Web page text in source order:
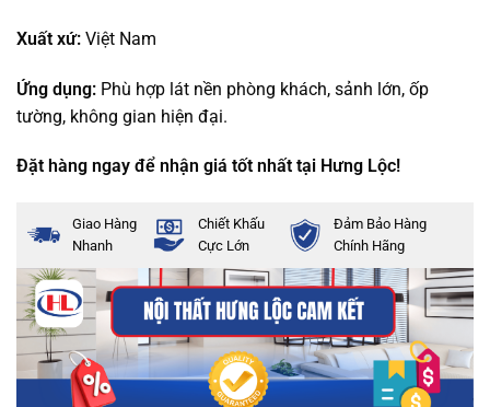
Xuất xứ: Việt Nam
Ứng dụng: Phù hợp lát nền phòng khách, sảnh lớn, ốp
tường, không gian hiện đại.
Đặt hàng ngay để nhận giá tốt nhất tại Hưng Lộc!
Giao Hàng
Nhanh
Chiết Khấu
Cực Lớn
Đảm Bảo Hàng
Chính Hãng